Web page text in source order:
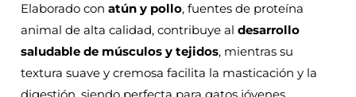
Elaborado conatún y pollo, fuentes de proteína
animal de alta calidad, contribuye aldesarrollo
saludable de músculos y tejidos, mientras su
textura suave y cremosa facilita la masticación y la